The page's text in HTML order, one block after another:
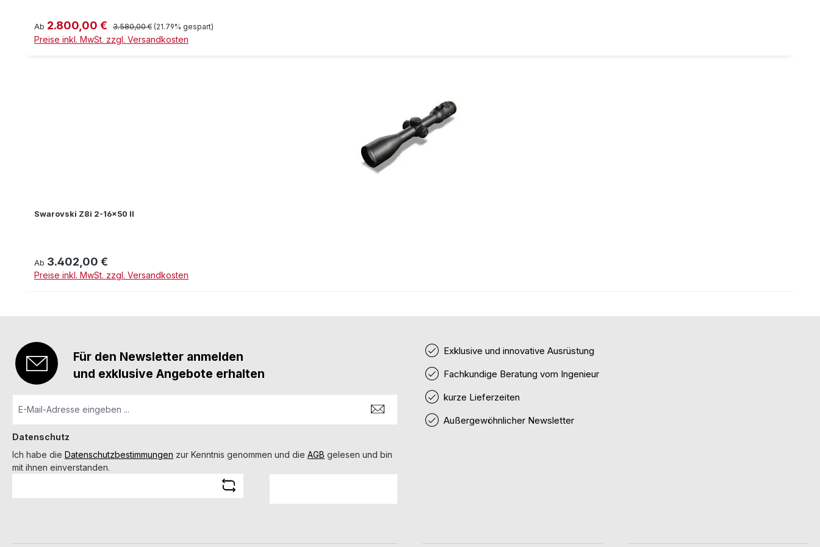
Verkaufspreis:
Ab 2.800,00 € Regulärer Preis:
3.580,00 € (21.79% gespart)
Preise inkl. MwSt. zzgl. Versandkosten
Swarovski Z8i 2-16x50 II
Regulärer Preis:
Ab 3.402,00 €
Preise inkl. MwSt. zzgl. Versandkosten
Für den Newsletter anmelden
und exklusive Angebote erhalten
Datenschutz
Ich habe die Datenschutzbestimmungen zur Kenntnis genommen und die AGB gelesen und bin
mit ihnen einverstanden.
Exklusive und innovative Ausrüstung
Fachkundige Beratung vom Ingenieur
kurze Lieferzeiten
Außergewöhnlicher Newsletter